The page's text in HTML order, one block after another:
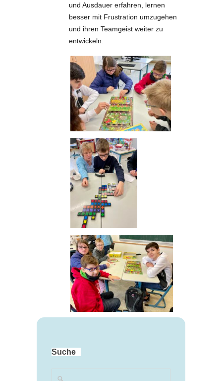
und Ausdauer erfahren, lernen
besser mit Frustration umzugehen
und ihren Teamgeist weiter zu
entwickeln.
Suche